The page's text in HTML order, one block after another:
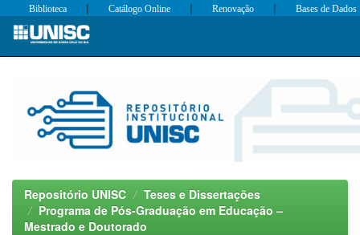
Skip
Biblioteca | Catálogo Online | Renovação | Bases de Dados
Repositório UNISC
Teses e Dissertações
Programa de Pós-Graduação em Educação –
Mestrado e Doutorado